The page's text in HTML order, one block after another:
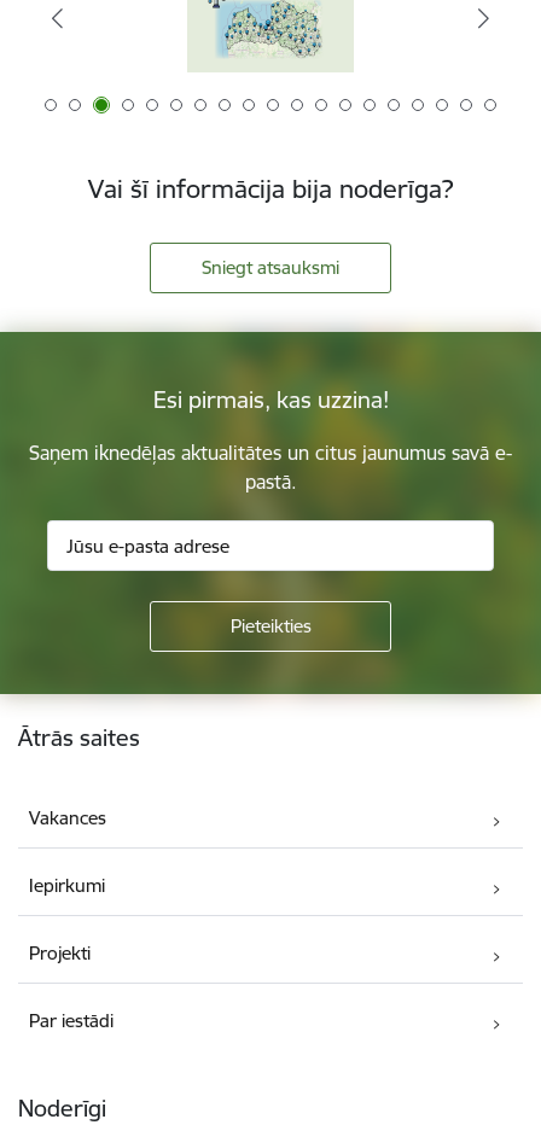
Vai šī informācija bija noderīga?
Sniegt atsauksmi
Esi pirmais, kas uzzina!
Saņem iknedēļas aktualitātes un citus jaunumus savā e-
pastā.
Kājene
Ātrās saites
Vakances
Iepirkumi
Projekti
Par iestādi
Noderīgi